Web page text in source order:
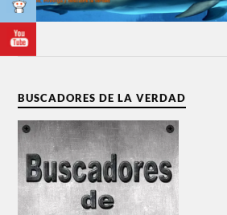
BUSCADORES DE LA VERDAD